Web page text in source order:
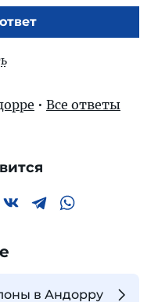
• Все ответы
в Андорру